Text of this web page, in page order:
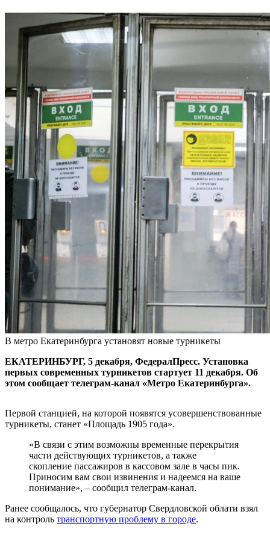
В метро Екатеринбурга установят новые турникеты
ЕКАТЕРИНБУРГ, 5 декабря, ФедералПресс. Установка
первых современных турникетов стартует 11 декабря. Об
этом сообщает телеграм-канал «Метро Екатеринбурга».
Первой станцией, на которой появятся усовершенствованные
турникеты, станет «Площадь 1905 года».
«В связи с этим возможны временные перекрытия
части действующих турникетов, а также
скопление пассажиров в кассовом зале в часы пик.
Приносим вам свои извинения и надеемся на ваше
понимание», – сообщил телеграм-канал.
Ранее сообщалось, что губернатор Свердловской облати взял
на контроль транспортную проблему в городе.